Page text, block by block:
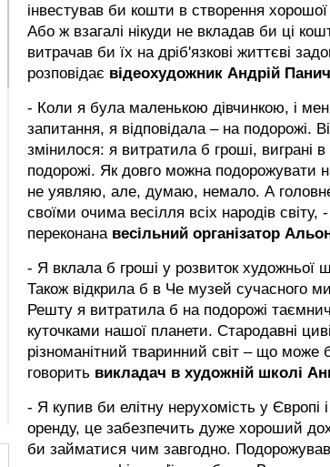
інвестував би кошти в створення хорошої
Або ж взагалі нікуди не вкладав би ці
витрачав би їх на дріб'язкові життєві
розповідає відеохудожник Андрій
- Коли я була маленькою дівчинкою, і
запитання, я відповідала – на подорожі.
змінилося: я витратила б гроші, виграні
подорожі. Як довго можна подорожувати
не уявляю, але, думаю, немало. А
своїми очима весілля всіх народів світу, -
переконана весільний організатор
- Я вклала б гроші у розвиток художньої
Також відкрила б в Че музей сучасного
Решту я витратила б на подорожі
куточками нашої планети. Стародавні
різноманітний тваринний світ – що може
говорить викладач в художній школі
- Я купив би елітну нерухомість у Європі
оренду, це забезпечить дуже хороший
би займатися чим завгодно.